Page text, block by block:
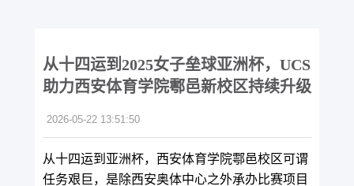
从十四运到2025女子垒球亚洲杯，UCS
助力西安体育学院鄠邑新校区持续升级
2026-05-22 13:51:50
从十四运到亚洲杯，西安体育学院鄠邑校区可谓
任务艰巨，是除西安奥体中心之外承办比赛项目